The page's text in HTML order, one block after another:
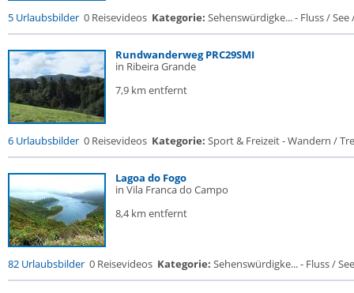
5 Urlaubsbilder 0 Reisevideos Kategorie: Sehenswürdigke... - Fluss / See
Rundwanderweg PRC29SMI
in Ribeira Grande
7,9 km entfernt
6 Urlaubsbilder 0 Reisevideos Kategorie: Sport & Freizeit - Wandern /
Lagoa do Fogo
in Vila Franca do Campo
8,4 km entfernt
82 Urlaubsbilder 0 Reisevideos Kategorie: Sehenswürdigke... - Fluss /